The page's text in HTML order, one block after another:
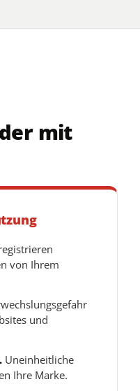
mit
von Ihrem
und
Uneinheitliche
Ihre Marke.